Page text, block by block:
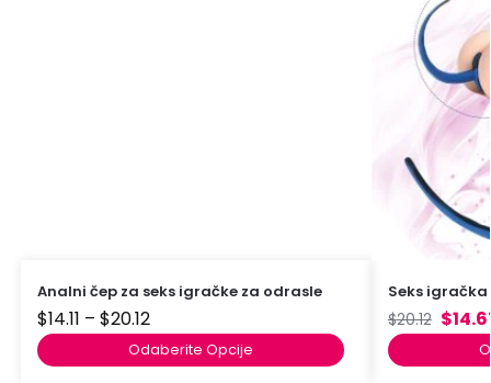
Analni čep za seks igračke za odrasle
$14.11 – $20.12
Odaberite Opcije
Seks
$20.12 $